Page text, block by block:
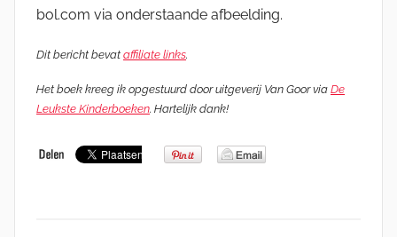
bol.com via onderstaande afbeelding.
Dit bericht bevat affiliate links.
Het boek kreeg ik opgestuurd door uitgeverij Van Goor via De
Leukste Kinderboeken. Hartelijk dank!